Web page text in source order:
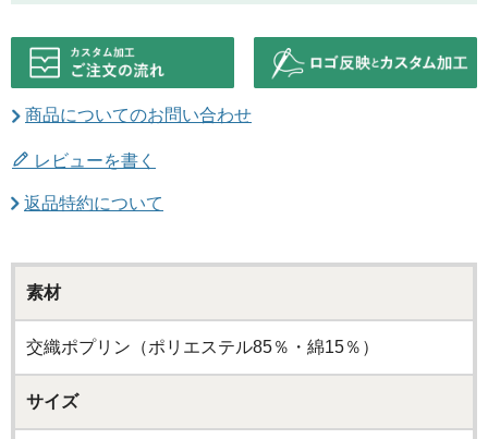
商品についてのお問い合わせ
レビューを書く
返品特約について
素材
交織ポプリン（ポリエステル85％・綿15％）
サイズ